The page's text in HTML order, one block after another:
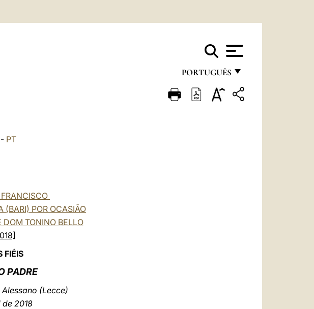
PORTUGUÊS
FRANÇAIS
- PT
(BARI) POR OCASIÃO
DOM TONINO BELLO
FIÉIS
PADRE
(Lecce)
2018